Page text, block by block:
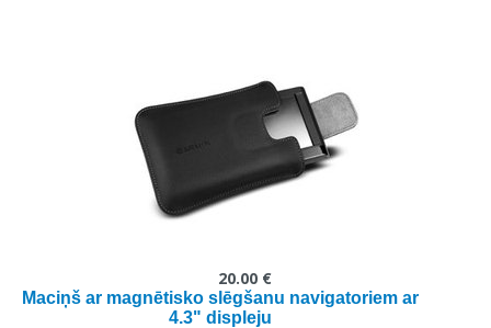
Maciņš ar magnētisko slēgšanu navigatoriem ar
4.3" displeju
20.00 €